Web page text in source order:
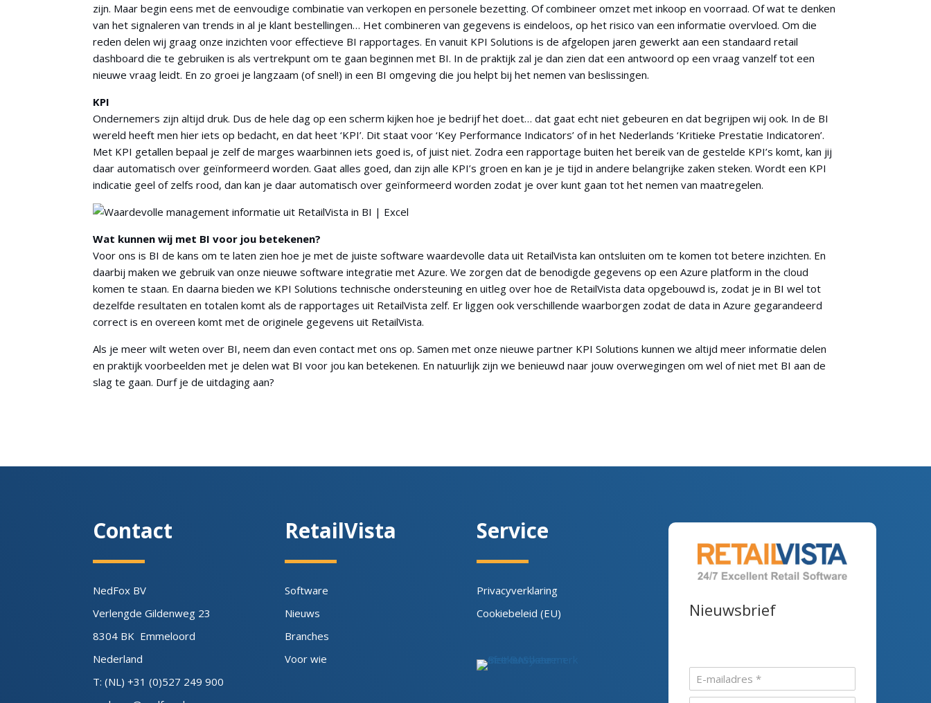
zijn. Maar begin eens met de eenvoudige combinatie van verkopen en personele bezetting. Of combineer omzet met inkoop en voorraad. Of wat te denken
van het signaleren van trends in al je klant bestellingen… Het combineren van gegevens is eindeloos, op het risico van een informatie overvloed. Om die
reden delen wij graag onze inzichten voor effectieve BI rapportages. En vanuit KPI Solutions is de afgelopen jaren gewerkt aan een standaard retail
dashboard die te gebruiken is als vertrekpunt om te gaan beginnen met BI. In de praktijk zal je dan zien dat een antwoord op een vraag vanzelf tot een
nieuwe vraag leidt. En zo groei je langzaam (of snel!) in een BI omgeving die jou helpt bij het nemen van beslissingen.
KPI
Ondernemers zijn altijd druk. Dus de hele dag op een scherm kijken hoe je bedrijf het doet… dat gaat echt niet gebeuren en dat begrijpen wij ook. In de BI
wereld heeft men hier iets op bedacht, en dat heet ‘KPI’. Dit staat voor ‘Key Performance Indicators’ of in het Nederlands ‘Kritieke Prestatie Indicatoren’.
Met KPI getallen bepaal je zelf de marges waarbinnen iets goed is, of juist niet. Zodra een rapportage buiten het bereik van de gestelde KPI’s komt, kan jij
daar automatisch over geïnformeerd worden. Gaat alles goed, dan zijn alle KPI’s groen en kan je je tijd in andere belangrijke zaken steken. Wordt een KPI
indicatie geel of zelfs rood, dan kan je daar automatisch over geïnformeerd worden zodat je over kunt gaan tot het nemen van maatregelen.
Wat kunnen wij met BI voor jou betekenen?
Voor ons is BI de kans om te laten zien hoe je met de juiste software waardevolle data uit RetailVista kan ontsluiten om te komen tot betere inzichten. En
daarbij maken we gebruik van onze nieuwe software integratie met Azure. We zorgen dat de benodigde gegevens op een Azure platform in the cloud
komen te staan. En daarna bieden we KPI Solutions technische ondersteuning en uitleg over hoe de RetailVista data opgebouwd is, zodat je in BI wel tot
dezelfde resultaten en totalen komt als de rapportages uit RetailVista zelf. Er liggen ook verschillende waarborgen zodat de data in Azure gegarandeerd
correct is en overeen komt met de originele gegevens uit RetailVista.
Als je meer wilt weten over BI, neem dan even contact met ons op. Samen met onze nieuwe partner KPI Solutions kunnen we altijd meer informatie delen
en praktijk voorbeelden met je delen wat BI voor jou kan betekenen. En natuurlijk zijn we benieuwd naar jouw overwegingen om wel of niet met BI aan de
slag te gaan. Durf je de uitdaging aan?
Contact
NedFox BV
Verlengde Gildenweg 23
8304 BK Emmeloord
Nederland
T: (NL) +31 (0)527 249 900
RetailVista
Software
Nieuws
Branches
Voor wie
Service
Privacyverklaring
Cookiebeleid (EU)
Nieuwsbrief